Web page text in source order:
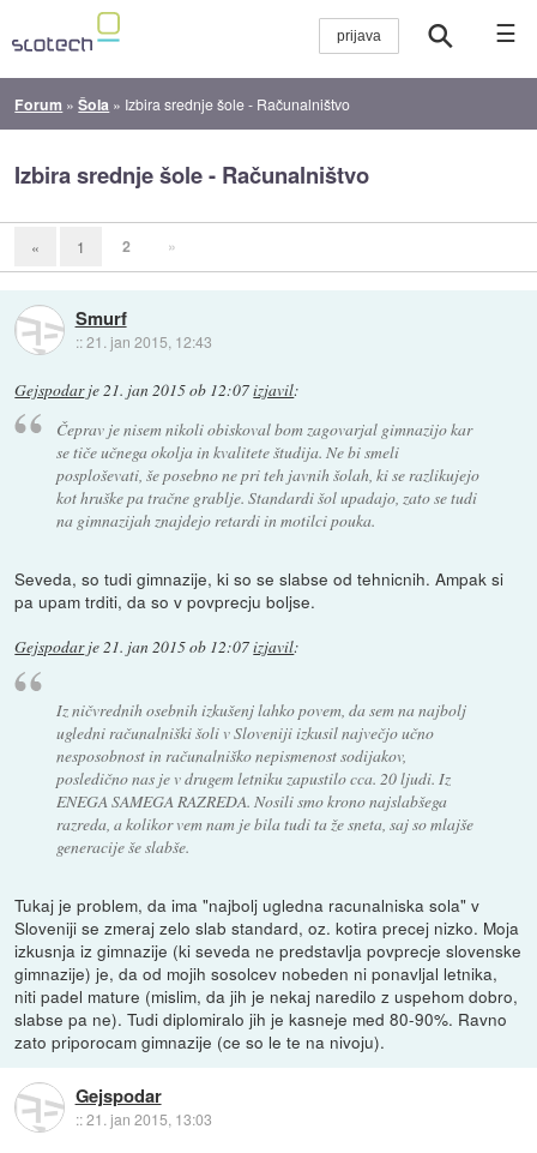
☰
Forum »Šola » Izbira srednje šole - Računalništvo
Izbira srednje šole - Računalništvo
« 1 2 »
Smurf
::21. jan 2015, 12:43
Gejspodarje21. jan 2015 ob 12:07izjavil:
Čeprav je nisem nikoli obiskoval bom zagovarjal gimnazijo kar
se tiče učnega okolja in kvalitete študija. Ne bi smeli
posploševati, še posebno ne pri teh javnih šolah, ki se razlikujejo
kot hruške pa tračne grablje. Standardi šol upadajo, zato se tudi
na gimnazijah znajdejo retardi in motilci pouka.
Seveda, so tudi gimnazije, ki so se slabse od tehnicnih. Ampak si
pa upam trditi, da so v povprecju boljse.
Gejspodarje21. jan 2015 ob 12:07izjavil:
Iz ničvrednih osebnih izkušenj lahko povem, da sem na najbolj
ugledni računalniški šoli v Sloveniji izkusil največjo učno
nesposobnost in računalniško nepismenost sodijakov,
posledično nas je v drugem letniku zapustilo cca. 20 ljudi. Iz
ENEGA SAMEGA RAZREDA. Nosili smo krono najslabšega
razreda, a kolikor vem nam je bila tudi ta že sneta, saj so mlajše
generacije še slabše.
Tukaj je problem, da ima "najbolj ugledna racunalniska sola" v
Sloveniji se zmeraj zelo slab standard, oz. kotira precej nizko. Moja
izkusnja iz gimnazije (ki seveda ne predstavlja povprecje slovenske
gimnazije) je, da od mojih sosolcev nobeden ni ponavljal letnika,
niti padel mature (mislim, da jih je nekaj naredilo z uspehom dobro,
slabse pa ne). Tudi diplomiralo jih je kasneje med 80-90%. Ravno
zato priporocam gimnazije (ce so le te na nivoju).
Gejspodar
::21. jan 2015, 13:03